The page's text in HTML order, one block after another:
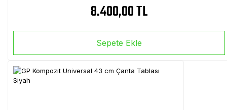
8.400,00 TL
Sepete Ekle